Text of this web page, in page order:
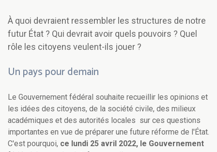
À quoi devraient ressembler les structures de notre
futur État ? Qui devrait avoir quels pouvoirs ? Quel
rôle les citoyens veulent-ils jouer ?
Un pays pour demain
Le Gouvernement fédéral souhaite recueillir les opinions et
les idées des citoyens, de la société civile, des milieux
académiques et des autorités locales sur ces questions
importantes en vue de préparer une future réforme de l'État.
C'est pourquoi, ce lundi 25 avril 2022, le Gouvernement